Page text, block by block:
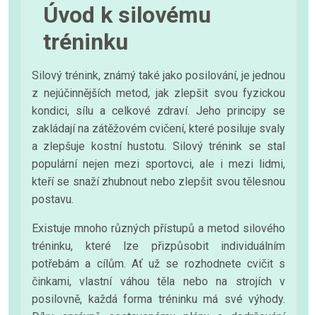
Úvod k silovému
tréninku
Silový trénink, známý také jako posilování, je jednou
z nejúčinnějších metod, jak zlepšit svou fyzickou
kondici, sílu a celkové zdraví. Jeho principy se
zakládají na zátěžovém cvičení, které posiluje svaly
a zlepšuje kostní hustotu. Silový trénink se stal
populární nejen mezi sportovci, ale i mezi lidmi,
kteří se snaží zhubnout nebo zlepšit svou tělesnou
postavu.
Existuje mnoho různých přístupů a metod silového
tréninku, které lze přizpůsobit individuálním
potřebám a cílům. Ať už se rozhodnete cvičit s
činkami, vlastní váhou těla nebo na strojích v
posilovně, každá forma tréninku má své výhody.